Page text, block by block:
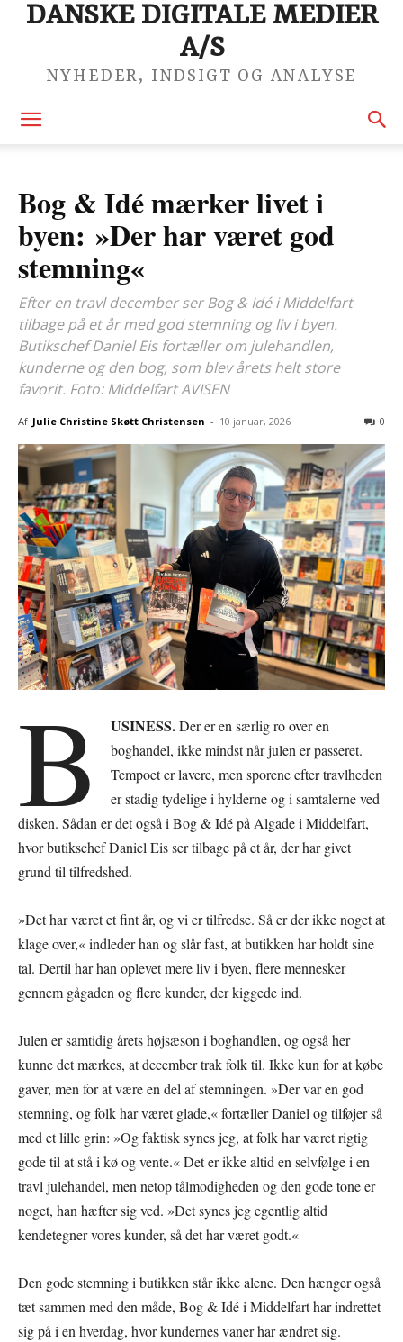
DANSKE DIGITALE MEDIER
A/S
NYHEDER, INDSIGT OG ANALYSE
Bog & Idé mærker livet i
byen: »Der har været god
stemning«
Efter en travl december ser Bog & Idé i Middelfart
tilbage på et år med god stemning og liv i byen.
Butikschef Daniel Eis fortæller om julehandlen,
kunderne og den bog, som blev årets helt store
favorit. Foto: Middelfart AVISEN
Af Julie Christine Skøtt Christensen - 10 januar, 2026 0
B USINESS.Der er en særlig ro over en
boghandel, ikke mindst når julen er passeret.
Tempoet er lavere, men sporene efter travlheden
er stadig tydelige i hylderne og i samtalerne ved
disken. Sådan er det også i Bog & Idé på Algade i Middelfart,
hvor butikschef Daniel Eis ser tilbage på et år, der har givet
grund til tilfredshed.
»Det har været et fint år, og vi er tilfredse. Så er der ikke noget at
klage over,« indleder han og slår fast, at butikken har holdt sine
tal. Dertil har han oplevet mere liv i byen, flere mennesker
gennem gågaden og flere kunder, der kiggede ind.
Julen er samtidig årets højsæson i boghandlen, og også her
kunne det mærkes, at december trak folk til. Ikke kun for at købe
gaver, men for at være en del af stemningen. »Der var en god
stemning, og folk har været glade,« fortæller Daniel og tilføjer så
med et lille grin: »Og faktisk synes jeg, at folk har været rigtig
gode til at stå i kø og vente.« Det er ikke altid en selvfølge i en
travl julehandel, men netop tålmodigheden og den gode tone er
noget, han hæfter sig ved. »Det synes jeg egentlig altid
kendetegner vores kunder, så det har været godt.«
Den gode stemning i butikken står ikke alene. Den hænger også
tæt sammen med den måde, Bog & Idé i Middelfart har indrettet
sig på i en hverdag, hvor kundernes vaner har ændret sig.